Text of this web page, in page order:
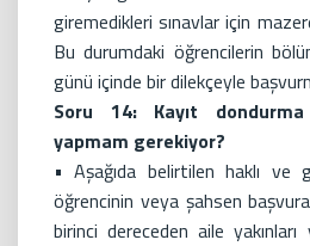
giremedikleri sınavlar için
Bu durumdaki öğrencilerin
günü içinde bir dilekçeyle
Soru 14: Kayıt
yapmam gerekiyor?
• Aşağıda belirtilen haklı ve
öğrencinin veya şahsen
birinci dereceden aile